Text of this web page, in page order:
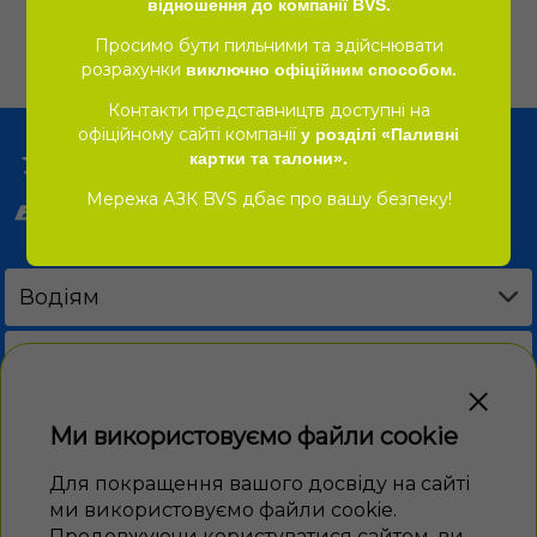
Ми використовуємо файли cookie
Для покращення вашого досвіду на сайті
ми використовуємо файли cookie.
Водіям
Акції
Програма лояльності
BVS PAY
Бізнес
ЕЛЕКТРОННІ ТАЛОНИ
Новини
відношення до компанії BVS.
Просимо бути пильними та здійснювати
розрахунки виключно офіційним способом.
Контакти представництв доступні на
офіційному сайті компаніїу розділі «Паливні
картки та талони».
Мережа АЗК BVS дбає про вашу безпеку!